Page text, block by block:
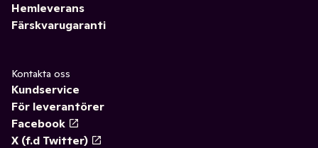
Hemleverans
Färskvarugaranti
Kontakta oss
Kundservice
För leverantörer
Facebook
X (f.d Twitter)